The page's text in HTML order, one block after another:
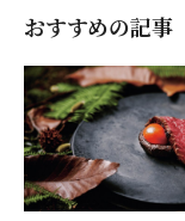
おすすめの記事